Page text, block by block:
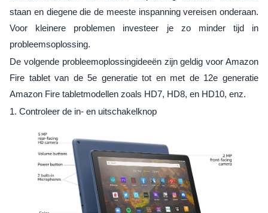
staan en diegene die de meeste inspanning vereisen onderaan.
Voor kleinere problemen investeer je zo minder tijd in
probleemsoplossing.
De volgende probleemoplossingideeën zijn geldig voor Amazon
Fire tablet van de 5e generatie tot en met de 12e generatie
Amazon Fire tabletmodellen zoals HD7, HD8, en HD10, enz.
1. Controleer de in- en uitschakelknop